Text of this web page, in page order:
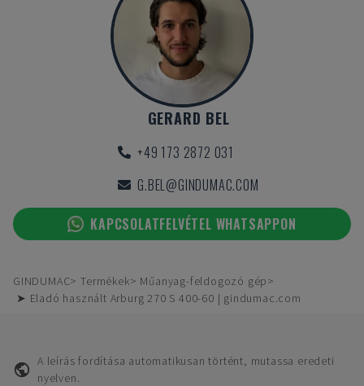
GERARD BEL
+49 173 2872 031
G.BEL@GINDUMAC.COM
KAPCSOLATFELVÉTEL WHATSAPPON
GINDUMAC Termékek
Műanyag-feldogozó gép
➤ Eladó használt Arburg 270 S 400-60 | gindumac.com
A leírás fordítása automatikusan történt, mutassa eredeti
nyelven.